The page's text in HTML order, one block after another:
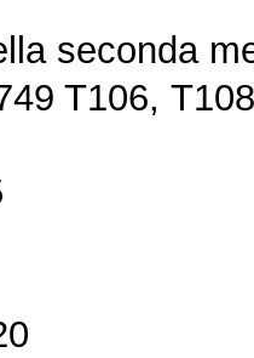
seconda
T106, Τ108